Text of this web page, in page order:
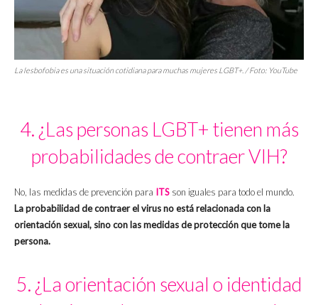
La lesbofobia es una situación cotidiana para muchas mujeres LGBT+. / Foto: YouTube
4. ¿Las personas LGBT+ tienen más
probabilidades de contraer VIH?
No, las medidas de prevención para ITS son iguales para todo el mundo.
La probabilidad de contraer el virus no está relacionada con la
orientación sexual, sino con las medidas de protección que tome la
persona.
5. ¿La orientación sexual o identidad